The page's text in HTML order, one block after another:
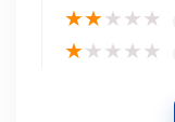
★★★★★
★★★★★